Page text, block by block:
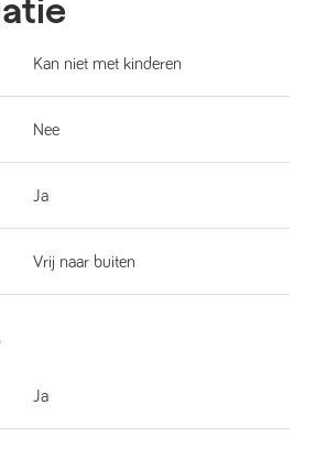
Kan niet met kinderen
Nee
Ja
Vrij naar buiten
Ja